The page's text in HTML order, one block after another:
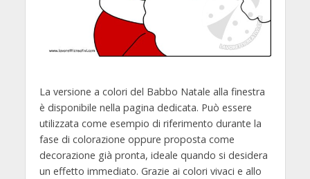
La versione a colori del Babbo Natale alla finestra
è disponibile nella pagina dedicata. Può essere
utilizzata come esempio di riferimento durante la
fase di colorazione oppure proposta come
decorazione già pronta, ideale quando si desidera
un effetto immediato. Grazie ai colori vivaci e allo